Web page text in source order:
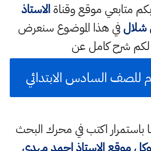
متابعي موقع وقناةالاستاذ
شلالفي هذا الموضوع سنعرض
لكم شرح كامل عن
للصف السادس الابتدائي
باستمرار اكتب في محرك البحث